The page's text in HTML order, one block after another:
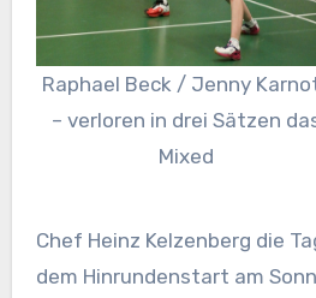
Raphael Beck / Jenny
– verloren in drei Sätzen
Mixed
Chef Heinz Kelzenberg die
dem Hinrundenstart am